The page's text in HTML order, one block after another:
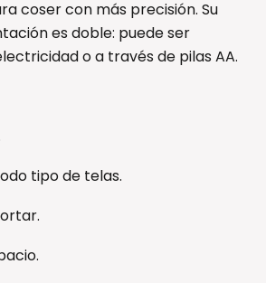
coser con más precisión. Su
es doble: puede ser
o a través de pilas AA.
tipo de telas.